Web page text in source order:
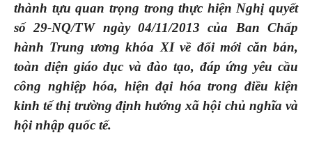
thành tựu quan trọng trong thực hiện Nghị quyết
số 29-NQ/TW ngày 04/11/2013 của Ban Chấp
hành Trung ương khóa XI về đổi mới căn bản,
toàn diện giáo dục và đào tạo, đáp ứng yêu cầu
công nghiệp hóa, hiện đại hóa trong điều kiện
kinh tế thị trường định hướng xã hội chủ nghĩa và
hội nhập quốc tế.